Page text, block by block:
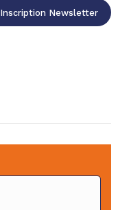
Inscription Newsletter